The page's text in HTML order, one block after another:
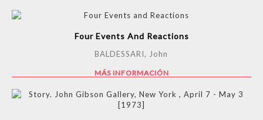
Four Events And Reactions
BALDESSARI, John
MÁS INFORMACIÓN